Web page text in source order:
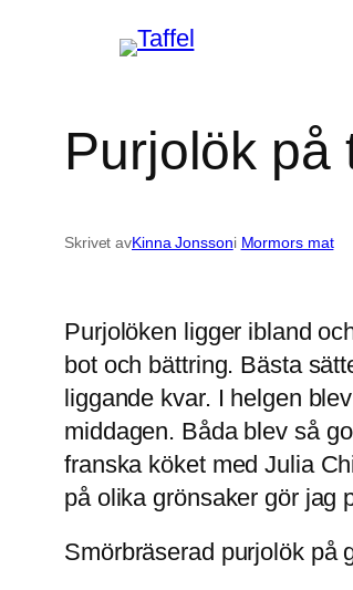
Purjolök på
Skrivet avKinna Jonssoni Mormors mat
Purjolöken ligger ibland
bot och bättring. Bästa
liggande kvar. I helgen
middagen. Båda blev så
franska köket med Julia
på olika grönsaker gör jag
Smörbräserad purjolök på